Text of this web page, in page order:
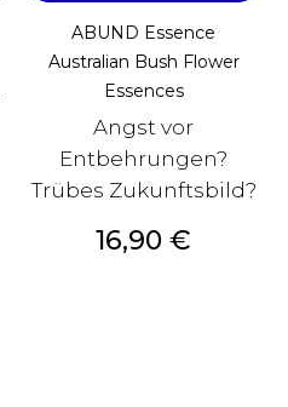
ABUND Essence
Australian Bush Flower
Essences
Angst vor
Entbehrungen?
Trübes Zukunftsbild?
Preis
16,90 €